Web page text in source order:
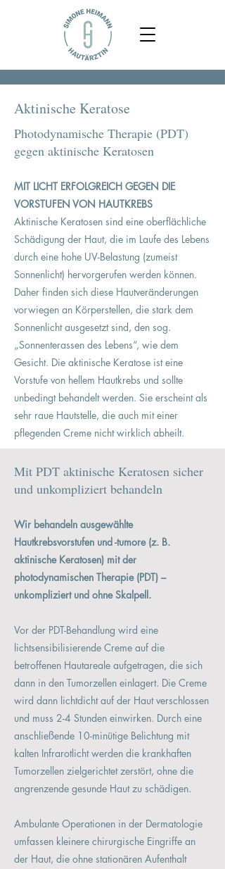
Aktinische Keratose
Photodynamische Therapie (PDT)
gegen aktinische Keratosen
MIT LICHT ERFOLGREICH GEGEN DIE
VORSTUFEN VON HAUTKREBS
Aktinische Keratosen sind eine oberflächliche
Schädigung der Haut, die im Laufe des Lebens
durch eine hohe UV-Belastung (zumeist
Sonnenlicht) hervorgerufen werden können.
Daher finden sich diese Hautveränderungen
vorwiegen an Körperstellen, die stark dem
Sonnenlicht ausgesetzt sind, den sog.
„Sonnenterassen des Lebens“, wie dem
Gesicht. Die aktinische Keratose ist eine
Vorstufe von hellem Hautkrebs und sollte
unbedingt behandelt werden. Sie erscheint als
sehr raue Hautstelle, die auch mit einer
pflegenden Creme nicht wirklich abheilt.
Mit PDT aktinische Keratosen sicher
und unkompliziert behandeln
Wir behandeln ausgewählte
Hautkrebsvorstufen und -tumore (z. B.
aktinische Keratosen) mit der
photodynamischen Therapie (PDT) –
unkompliziert und ohne Skalpell.
Vor der PDT-Behandlung wird eine
lichtsensibilisierende Creme auf die
betroffenen Hautareale aufgetragen, die sich
dann in den Tumorzellen einlagert. Die Creme
wird dann lichtdicht auf der Haut verschlossen
und muss 2-4 Stunden einwirken. Durch eine
anschließende 10-minütige Belichtung mit
kalten Infrarotlicht werden die krankhaften
Tumorzellen zielgerichtet zerstört, ohne die
angrenzende gesunde Haut zu schädigen.
Ambulante Operationen in der Dermatologie
umfassen kleinere chirurgische Eingriffe an
der Haut, die ohne stationären Aufenthalt